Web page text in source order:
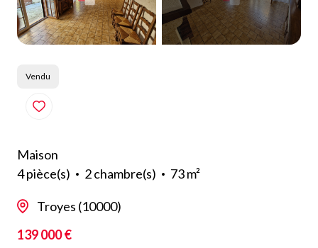
Vendu
Maison
4 pièce(s)
2 chambre(s) 73 m²
Troyes (10000)
139 000 €